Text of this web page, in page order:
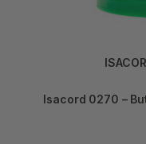
Isacord 0270 –